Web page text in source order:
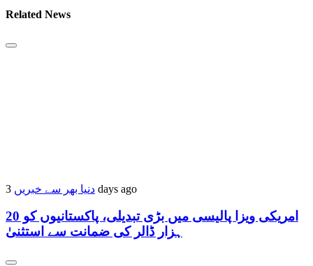
Related News
دنیا بھر سے خبریں 3 days ago
امریکی ویزا پالیسی میں بڑی تبدیلی، پاکستانیوں کو 20
ہزار ڈالر کی ضمانت سے استثنیٰ